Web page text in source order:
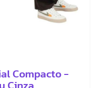
Compacto -
Cinza